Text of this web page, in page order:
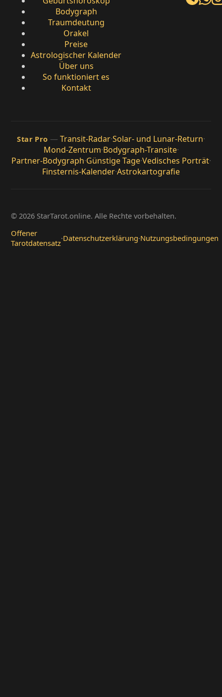
Bodygraph
Traumdeutung
Orakel
Preise
Astrologischer Kalender
Über uns
So funktioniert es
Kontakt
Star Pro — Transit-Radar·Solar- und Lunar-Return·
Mond-Zentrum·Bodygraph-Transite·
Partner-Bodygraph·Günstige Tage·Vedisches Porträt·
Finsternis-Kalender·Astrokartografie
© 2026 StarTarot.online. Alle Rechte vorbehalten.
Offener
Tarotdatensatz·Datenschutzerklärung·Nutzungsbedingungen